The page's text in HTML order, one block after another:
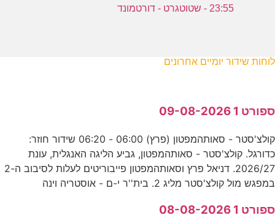
23:55 - שטוטגרט - דורטמונד
לוחות שידור יומיים אחרונים
ספורט 1 09-08-2026
קולצ'סטר - סאותהמפטון (פרץ) 06:00 - 06:20 שידור חוזר:
כדורגל. קולצ'סטר - סאותהמפטון, גביע הליגה האנגלית, עונת
2026/27. דניאל פרץ וסאותהמפטון פייבוריטים לעלות לסיבוב ה-2
במפגש מול קולצ'סטר מליג 2. בית''ר י-ם - אוסטריה וינה
ספורט 1 08-08-2026